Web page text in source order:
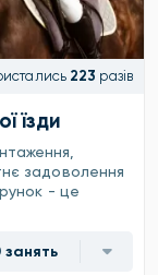
223 разів
їзди
задоволення
- це
занять